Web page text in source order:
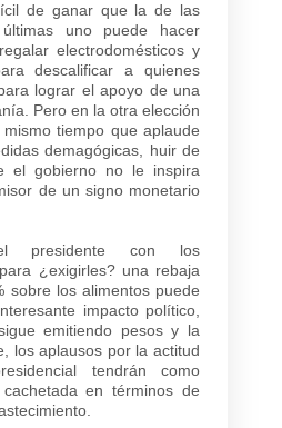
de ganar que la de las
uno puede hacer
electrodomésticos y
descalificar a quienes
lograr el apoyo de una
Pero en la otra elección
tiempo que aplaude
demagógicas, huir de
el gobierno no le inspira
de un signo monetario
presidente con los
¿exigirles? una rebaja
sobre los alimentos puede
impacto político,
emitiendo pesos y la
los aplausos por la actitud
tendrán como
en términos de